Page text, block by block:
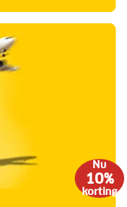
Nu
10%
korting